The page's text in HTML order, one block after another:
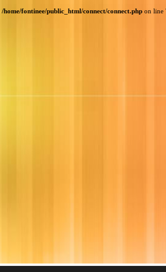
/home/fontinee/public_html/connect/connect.php on line